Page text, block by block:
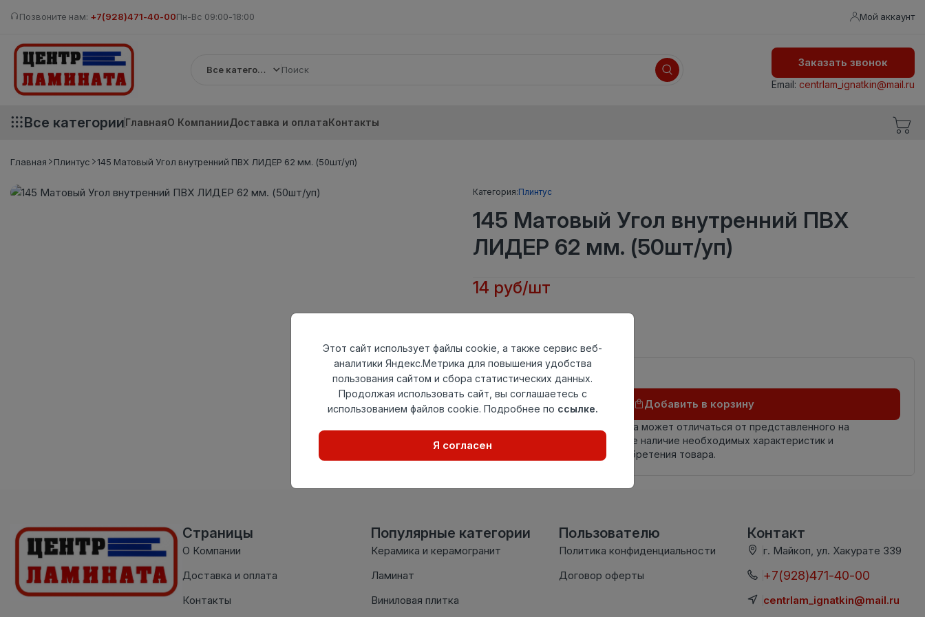
Позвоните нам: +7(928)471-40-00Пн-Вс 09:00-18:00 Мой аккаунт
Все категории
Заказать звонок
Email: centrlam_ignatkin@mail.ru
Все категорииГлавнаяО КомпанииДоставка и оплатаКонтакты
Главная Плинтус 145 Матовый Угол внутренний ПВХ ЛИДЕР 62 мм. (50шт/уп)
Категория:Плинтус
145 Матовый Угол внутренний ПВХ
ЛИДЕР 62 мм. (50шт/уп)
14 руб/шт
Материал
ПВХ
Осталось108 шт
Добавить в корзину
Внимание! Внешний вид товара может отличаться от представленного на
настоящем сайте. Проверяйте наличие необходимых характеристик и
комплектации в момент приобретения товара.
Страницы
О Компании
Доставка и оплата
Контакты
Популярные категории
Керамика и керамогранит
Ламинат
Виниловая плитка
Пользователю
Политика конфиденциальности
Договор оферты
Контакт
г. Майкоп, ул. Хакурате 339
+7(928)471-40-00
centrlam_ignatkin@mail.ru
Этот сайт использует файлы cookie, а также сервис веб-
аналитики Яндекс.Метрика для повышения удобства
пользования сайтом и сбора статистических данных.
Продолжая использовать сайт, вы соглашаетесь с
использованием файлов cookie. Подробнее по ссылке.
Я согласен